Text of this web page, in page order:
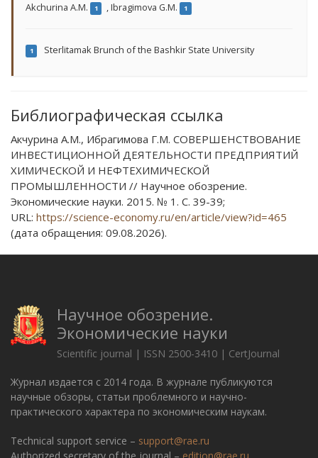
Akchurina A.M. 1 ,Ibragimova G.M. 1
1 Sterlitamak Brunch of the Bashkir State University
Библиографическая ссылка
Акчурина А.М., Ибрагимова Г.М. СОВЕРШЕНСТВОВАНИЕ
ИНВЕСТИЦИОННОЙ ДЕЯТЕЛЬНОСТИ ПРЕДПРИЯТИЙ
ХИМИЧЕСКОЙ И НЕФТЕХИМИЧЕСКОЙ
ПРОМЫШЛЕННОСТИ // Научное обозрение.
Экономические науки. 2015. № 1. С. 39-39;
URL: https://science-economy.ru/en/article/view?id=465
(дата обращения: 09.08.2026).
Научное обозрение.
Экономические науки
Scientific journal | ISSN 2500-3410 | CertJournal
Журнал издается с 2014 года. В журнале публикуются
научные обзоры, статьи проблемного и научно-
практического характера по экономическим наукам.
Technical support service – support@rae.ru